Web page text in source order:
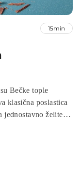
15min
Bečke tople
klasična poslastica
jednostavno želite